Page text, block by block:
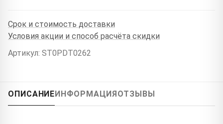
Срок и стоимость доставки
Условия акции и способ расчёта скидки
Артикул: ST0PDT0262
ОПИСАНИЕИНФОРМАЦИЯОТЗЫВЫ